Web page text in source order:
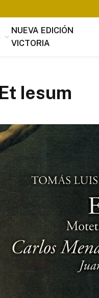
NUEVA EDICIÓN
VICTORIA
Iesum